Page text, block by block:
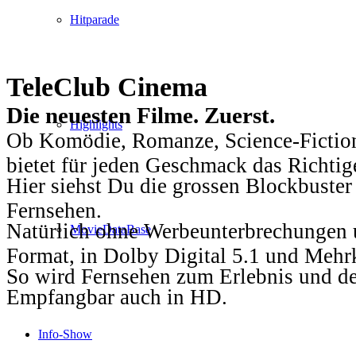
Hitparade
Highlights
MovieDataBase
Info-Show
TeleClub Cinema
Die neuesten Filme. Zuerst.
Ob Komödie, Romanze, Science-
bietet für jeden Geschmack das
Hier siehst Du die grossen
Fernsehen.
Natürlich ohne
Format, in Dolby Digital 5.1 und
So wird Fernsehen zum Erlebnis und
Empfangbar auch in HD.